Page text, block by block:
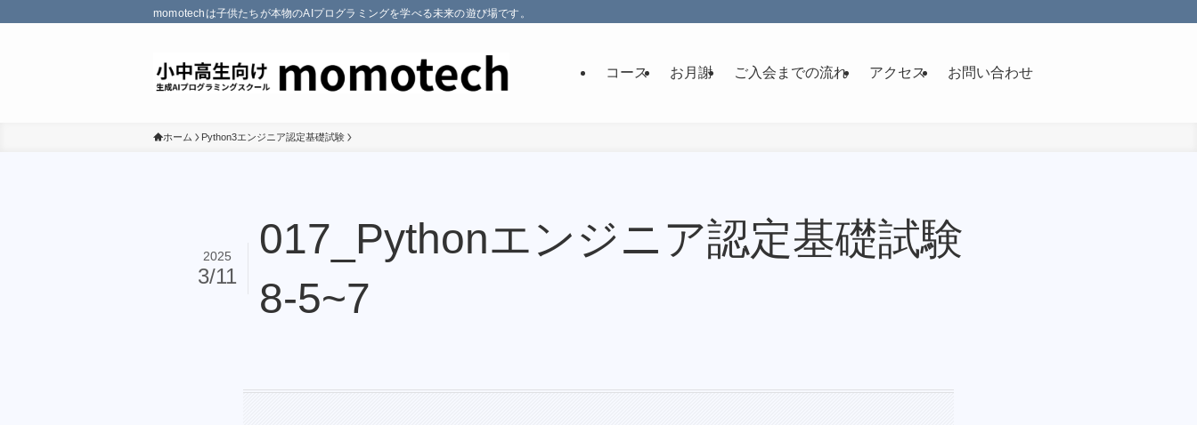
momotechは子供たちが本物のAIプログラミングを学べる未来の遊び場です。
コース お月謝 ご入会までの流れ アクセス お問い合わせ
ホーム Python3エンジニア認定基礎試験
017_Pythonエンジニア認定基礎試験
8-5~7
2025
3/11